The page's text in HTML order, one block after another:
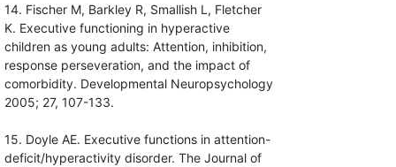
14. Fischer M, Barkley R, Smallish L, Fletcher
K. Executive functioning in hyperactive
children as young adults: Attention, inhibition,
response perseveration, and the impact of
comorbidity. Developmental Neuropsychology
2005; 27, 107-133.
15. Doyle AE. Executive functions in attention-
deficit/hyperactivity disorder. The Journal of